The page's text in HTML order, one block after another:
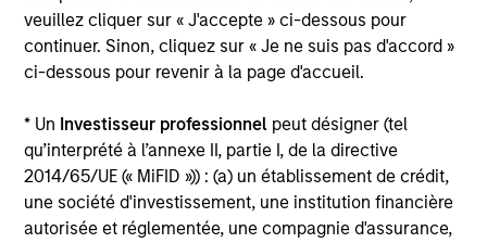
veuillez cliquer sur « J'accepte » ci-dessous pour
continuer. Sinon, cliquez sur « Je ne suis pas d'accord »
ci-dessous pour revenir à la page d'accueil.
* Un Investisseur professionnel peut désigner (tel
qu’interprété à l’annexe II, partie I, de la directive
2014/65/UE (« MiFID »)) : (a) un établissement de crédit,
une société d'investissement, une institution financière
autorisée et réglementée, une compagnie d'assurance,
Focus on issue selection & yield curve management
Exploit inefficiencies in asset- and mortgage-
backed securities